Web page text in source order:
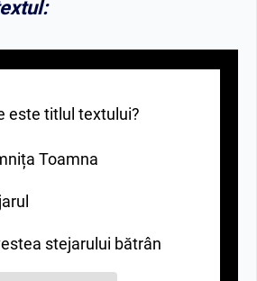
este titlul textului?
Toamna
stejarului bătrân